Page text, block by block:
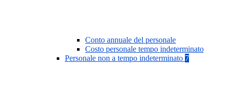
Conto annuale del personale
Costo personale tempo indeterminato
Personale non a tempo indeterminato 7